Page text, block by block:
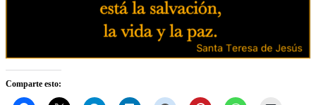
Comparte esto: